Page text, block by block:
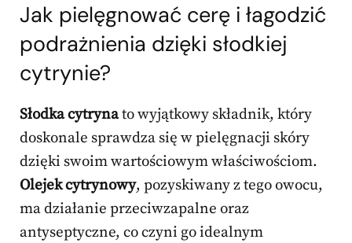
Jak pielęgnować cerę i łagodzić
podrażnienia dzięki słodkiej
cytrynie?
Słodka cytrynato wyjątkowy składnik, który
doskonale sprawdza się w pielęgnacji skóry
dzięki swoim wartościowym właściwościom.
Olejek cytrynowy, pozyskiwany z tego owocu,
ma działanie przeciwzapalne oraz
antyseptyczne, co czyni go idealnym